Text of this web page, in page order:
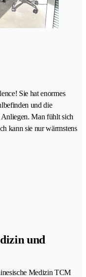
Sie hat enormes
und die
Anliegen. Man fühlt sich
kann sie nur wärmstens
und
Medizin TCM